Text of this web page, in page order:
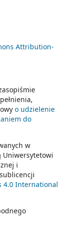
Attribution-
o udzielenie
do
w
Uniwersytetowi
i
4.0 International